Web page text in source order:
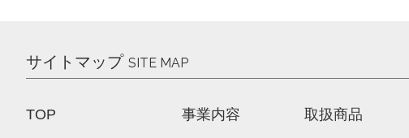
サイトマップ SITE MAP
TOP 事業内容 取扱商品